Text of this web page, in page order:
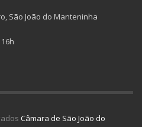
São João do Manteninha
Câmara de São João do